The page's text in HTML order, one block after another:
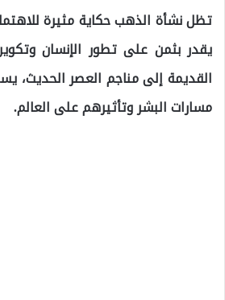
تظل نشأة الذهب حكاية مثيرة
يقدر بثمن على تطور الإنسان
القديمة إلى مناجم العصر الحديث،
مسارات البشر وتأثيرهم على العالم.